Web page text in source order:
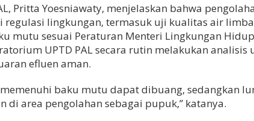
Pritta Yoesniawaty, menjelaskan bahwa
regulasi lingkungan, termasuk uji kualitas air
mutu sesuai Peraturan Menteri Lingkungan
UPTD PAL secara rutin melakukan analisis
efluen aman.
baku mutu dapat dibuang, sedangkan
di area pengolahan sebagai pupuk,” katanya.